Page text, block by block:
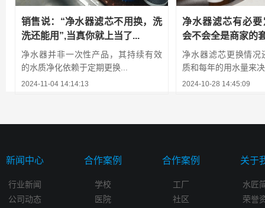
销售说：“净水器滤芯不用换，洗
洗还能用”,当真你就上当了...
净水器并非一次性产品，其持续有效
的水质净化依赖于定期更换...
2024-11-04 14:14:13
净水器滤芯有必
会不会全是商家的
净水器滤芯更换情况
质和每年的用水量来
2024-10-28 14:45:09
新闻中心
行业新闻
公司动态
合作案例
学校
医院
合作案例
工厂
社区
关于
水匠
荣誉